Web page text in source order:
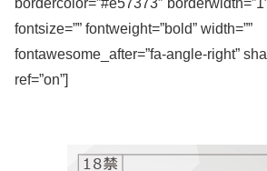
bordercolor=”#e57373″
fontsize=”” fontweight=”bold” width=””
fontawesome_after=”fa-angle-right”
ref=”on”]